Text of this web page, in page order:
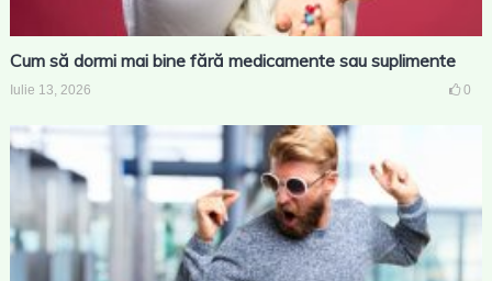
Cum să dormi mai bine fără medicamente sau suplimente
Iulie 13, 2026 0